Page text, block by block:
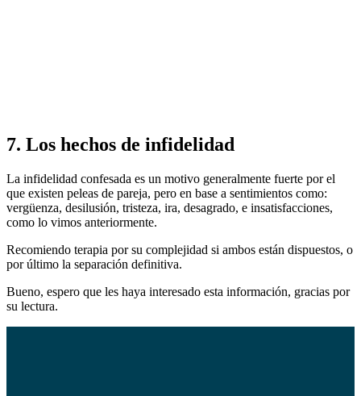
7. Los hechos de infidelidad
La infidelidad confesada es un motivo generalmente fuerte por el
que existen peleas de pareja, pero en base a sentimientos como:
vergüenza, desilusión, tristeza, ira, desagrado, e insatisfacciones,
como lo vimos anteriormente.
Recomiendo terapia por su complejidad si ambos están dispuestos, o
por último la separación definitiva.
Bueno, espero que les haya interesado esta información, gracias por
su lectura.